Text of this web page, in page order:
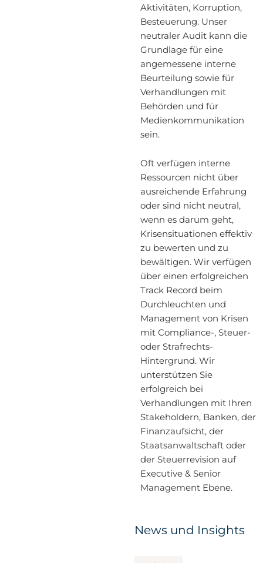
Aktivitäten, Korruption,
Besteuerung. Unser
neutraler Audit kann die
Grundlage für eine
angemessene interne
Beurteilung sowie für
Verhandlungen mit
Behörden und für
Medienkommunikation
sein.
Oft verfügen interne
Ressourcen nicht über
ausreichende Erfahrung
oder sind nicht neutral,
wenn es darum geht,
Krisensituationen effektiv
zu bewerten und zu
bewältigen. Wir verfügen
über einen erfolgreichen
Track Record beim
Durchleuchten und
Management von Krisen
mit Compliance-, Steuer-
oder Strafrechts-
Hintergrund. Wir
unterstützen Sie
erfolgreich bei
Verhandlungen mit Ihren
Stakeholdern, Banken, der
Finanzaufsicht, der
Staatsanwaltschaft oder
der Steuerrevision auf
Executive & Senior
Management Ebene.
News und Insights